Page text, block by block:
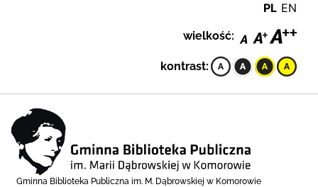
PL EN
wielkość:
kontrast:
Gminna Biblioteka Publiczna im. M. Dąbrowskiej w Komorowie